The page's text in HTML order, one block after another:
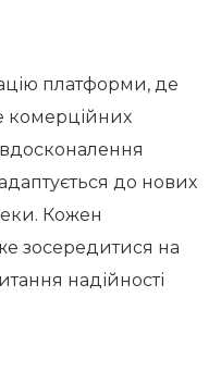
платформи, де
комерційних
вдосконалення
до нових
Кожен
зосередитися на
надійності